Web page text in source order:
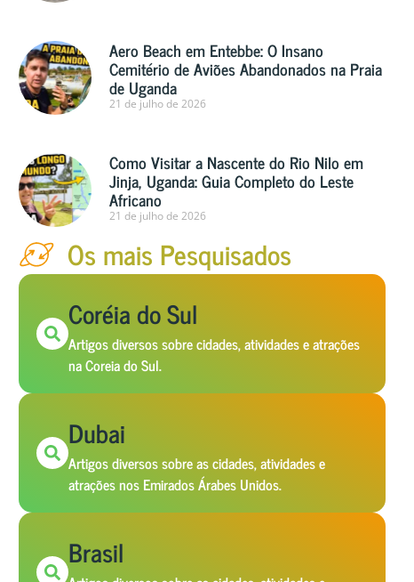
Aero Beach em Entebbe: O Insano
Cemitério de Aviões Abandonados na Praia
de Uganda
21 de julho de 2026
Como Visitar a Nascente do Rio Nilo em
Jinja, Uganda: Guia Completo do Leste
Africano
21 de julho de 2026
Os mais Pesquisados
Coréia do Sul
Artigos diversos sobre cidades, atividades e atrações
na Coreia do Sul.
Dubai
Artigos diversos sobre as cidades, atividades e
atrações nos Emirados Árabes Unidos.
Brasil